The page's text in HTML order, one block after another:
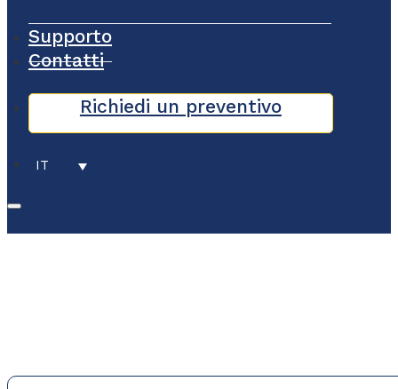
Supporto
Contatti
Richiedi un preventivo
IT